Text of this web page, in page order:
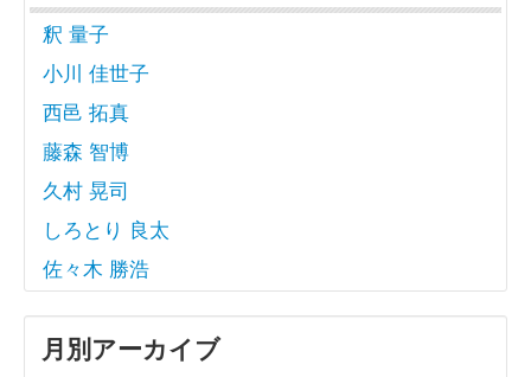
釈 量子
小川 佳世子
西邑 拓真
藤森 智博
久村 晃司
しろとり 良太
佐々木 勝浩
月別アーカイブ